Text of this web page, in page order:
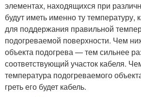
элементах, находящихся при
будут иметь именно ту температуру,
для поддержания правильной
подогреваемой поверхности. Чем
объекта подогрева — тем сильнее
соответствующий участок кабеля.
температура подогреваемого
греть его будет кабель.